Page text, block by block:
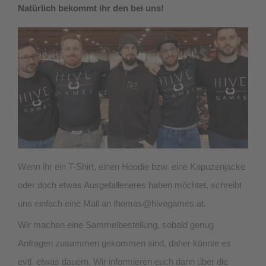
Natürlich bekommt ihr den bei uns!
Wenn ihr ein T-Shirt, einen Hoodie bzw. eine Kapuzenjacke
oder doch etwas Ausgefalleneres haben möchtet, schreibt
uns einfach eine Mail an thomas@hivegames.at.
Wir machen eine Sammelbestellung, sobald genug
Anfragen zusammen gekommen sind, daher könnte es
evtl. etwas dauern. Wir informieren euch dann über die